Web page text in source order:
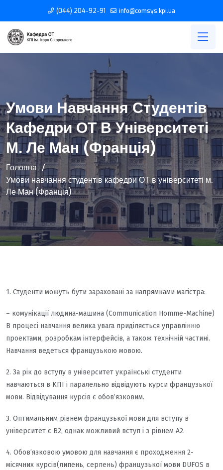
(044) 204-92-91 info@comsys.kpi.ua
Умови Навчання Студентів
Кафедри ОТ В Університеті
М. Ле Ман (Франція)
Головна
Умови навчання студентів кафедри ОТ в університеті м.
Ле Ман (Франція)
1. Студенти можуть бути зараховані за напрямками магістра:
– комунікації людина-машина (Communication Homme-Machine)
В процесі навчання велика увага приділяється управлінню
проектами, розробкам інтерфейсів, а також технічній частині.
Навчання ведеться французькою мовою.
2. За рік до вступу в університет українські студенти
навчаються в KПI і паралельно відвідують курси французької
мови. Відвідування курсів є обов’язковим.
3. Оптимальним рівнем французької мови для вступу в
університет є В2, однак можливий вступ і з рівнем А2.
4. Обов’язковою умовою для навчання є проходження 2-
місячних курсів(липень, серпень) французької мови DUFOS в